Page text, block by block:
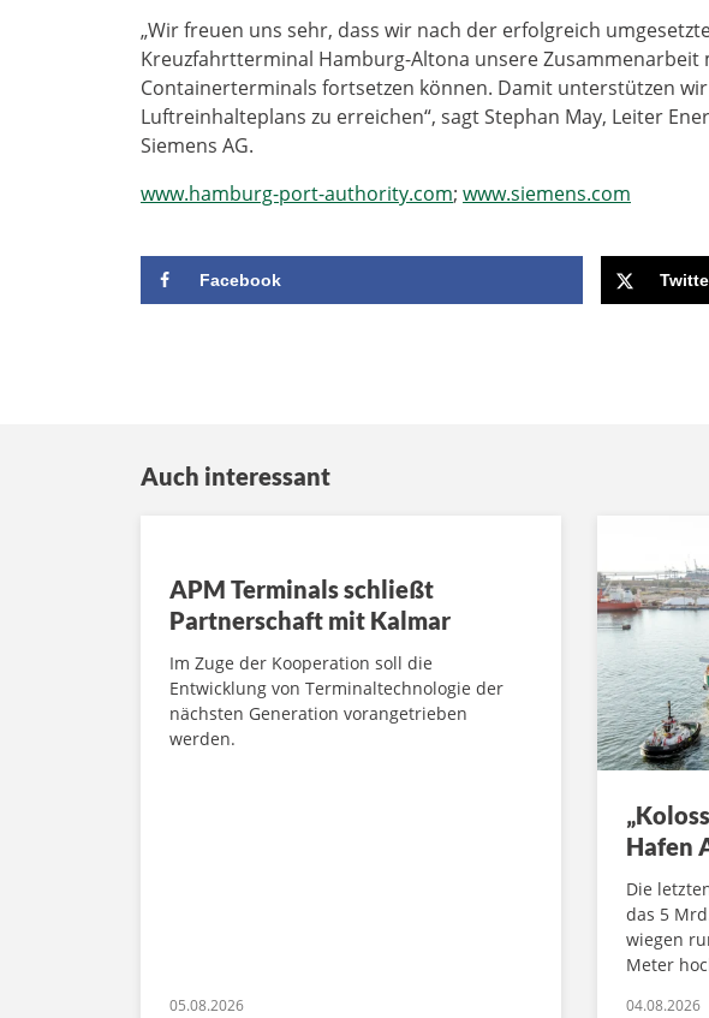
„Wir freuen uns sehr, dass wir nach der erfolgreich
Kreuzfahrtterminal Hamburg-Altona unsere Zusammenarbeit
Containerterminals fortsetzen können. Damit unterstützen
Luftreinhalteplans zu erreichen“, sagt Stephan May, Leiter
Siemens AG.
www.hamburg-port-authority.com; www.siemens.com
Facebook
Auch interessant
APM Terminals schließt
Partnerschaft mit Kalmar
Im Zuge der Kooperation soll die
Entwicklung von Terminaltechnologie der
nächsten Generation vorangetrieben
werden.
05.08.2026
Hafen
Die
das 5
wiegen
Meter
04.08.2026